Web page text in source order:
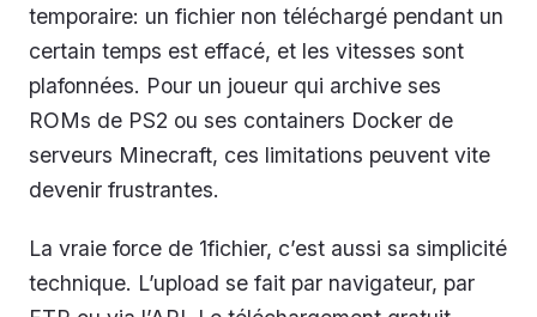
temporaire: un fichier non téléchargé pendant un
certain temps est effacé, et les vitesses sont
plafonnées. Pour un joueur qui archive ses
ROMs de PS2 ou ses containers Docker de
serveurs Minecraft, ces limitations peuvent vite
devenir frustrantes.
La vraie force de 1fichier, c’est aussi sa simplicité
technique. L’upload se fait par navigateur, par